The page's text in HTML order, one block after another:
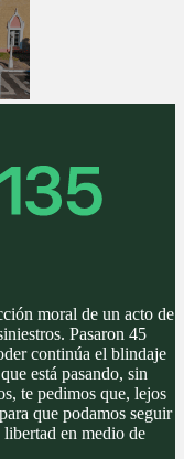
moral de un acto de
Pasaron 45
continúa el blindaje
está pasando, sin
te pedimos que, lejos
que podamos seguir
en medio de